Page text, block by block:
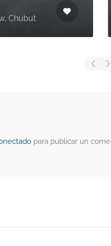
Chubut
para publicar un